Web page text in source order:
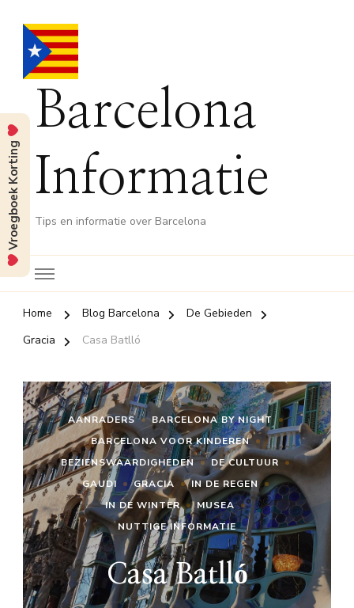
Barcelona
Informatie
Tips en informatie over Barcelona
Home Blog Barcelona
De Gebieden
Gracia
Casa Batlló
AANRADERS
BARCELONA BY NIGHT
BARCELONA VOOR KINDEREN
BEZIENSWAARDIGHEDEN
DE CULTUUR
GAUDI
GRACIA
IN DE REGEN
IN DE WINTER
MUSEA
NUTTIGE INFORMATIE
Casa Batlló
Vroegboek Korting